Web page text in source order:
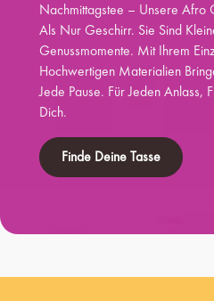
Nachmittagstee – Unsere Afro
Als Nur Geschirr. Sie Sind
Genussmomente. Mit Ihrem
Hochwertigen Materialien
Jede Pause. Für Jeden Anlass,
Dich.
Finde Deine Tasse